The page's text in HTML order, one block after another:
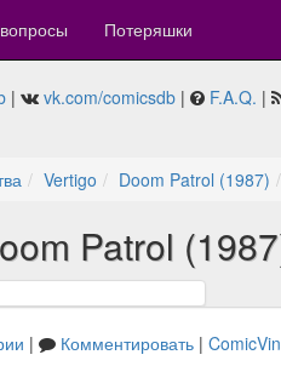
Потеряшки
| vk.com/comicsdb | F.A.Q. |
Vertigo Doom Patrol (1987)
Patrol
| Комментировать |